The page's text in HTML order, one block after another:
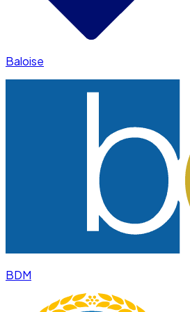
Baloise
BDM